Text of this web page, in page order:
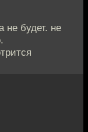
не будет. не